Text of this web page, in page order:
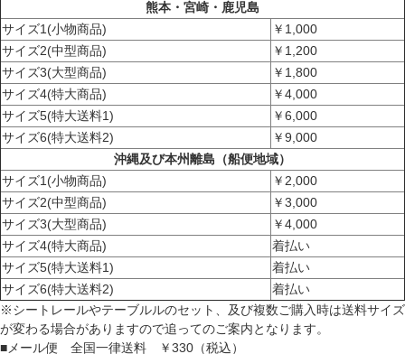
熊本・宮崎・鹿児島
サイズ1(小物商品)
￥1,000
サイズ2(中型商品)
￥1,200
サイズ3(大型商品)
￥1,800
サイズ4(特大商品)
￥4,000
サイズ5(特大送料1)
￥6,000
サイズ6(特大送料2)
￥9,000
沖縄及び本州離島（船便地域）
サイズ1(小物商品)
￥2,000
サイズ2(中型商品)
￥3,000
サイズ3(大型商品)
￥4,000
サイズ4(特大商品)
着払い
サイズ5(特大送料1)
着払い
サイズ6(特大送料2)
着払い
※シートレールやテーブルルのセット、及び複数ご購入時は送料サイズ
が変わる場合がありますので追ってのご案内となります。
■メール便 全国一律送料 ￥330（税込）